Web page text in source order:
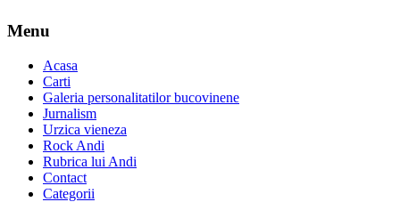
Menu
Acasa
Carti
Galeria personalitatilor bucovinene
Jurnalism
Urzica vieneza
Rock Andi
Rubrica lui Andi
Contact
Categorii